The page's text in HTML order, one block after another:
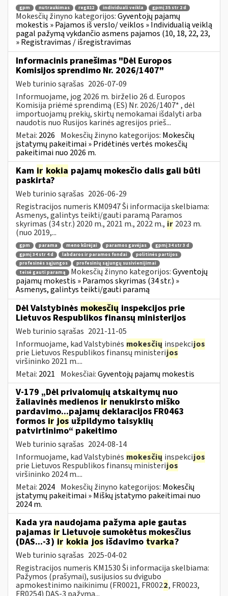
gpm nutraukimas reg812 individuali veikla gpmį 35 str 2 d
Mokesčių žinyno kategorijos:Gyventojų pajamų
mokestis » Pajamos iš verslo/ veiklos » Individualią veiklą
pagal pažymą vykdančio asmens pajamos (10, 18, 22, 23,
» Registravimas / išregistravimas
Informacinis pranešimas "Dėl Europos
Komisijos sprendimo Nr. 2026/1407"
Web turinio sąrašas 2026-07-09
Informuojame, jog 2026 m. birželio 26 d. Europos
Komisija priėmė sprendimą (ES) Nr. 2026/1407* , dėl
importuojamų prekių, skirtų nemokamai išdalyti arba
naudotis nuo Rusijos karinės agresijos prieš...
Metai: 2026 Mokesčių žinyno kategorijos: Mokesčių
įstatymų pakeitimai » Pridėtinės vertės mokesčių
pakeitimai nuo 2026 m.
Kam ir kokia pajamų mokesčio dalis gali būti
paskirta?
Web turinio sąrašas 2026-06-29
Registracijos numeris KM0947 Ši informacija skelbiama:
Asmenys, galintys teikti/gauti paramą Paramos
skyrimas (34 str.) 2020 m., 2021 m., 2022 m., ir 2023 m.
(nuo 2019,...
gpm parama meno kūrėjai paramos gavėjas
gpmį 34 str 3 d
gpmį 34 str 4 d
labdaros ir paramos fondai
politinės partijos
profesinės sąjungos
profesinių sąjungų susivienijimai
teisė gauti paramą
Mokesčių žinyno kategorijos:Gyventojų
pajamų mokestis » Paramos skyrimas (34 str.) »
Asmenys, galintys teikti/gauti paramą
Dėl Valstybinės mokesčių inspekcijos prie
Lietuvos Respublikos finansų ministerijos
Web turinio sąrašas 2021-11-05
Informuojame, kad Valstybinės mokesčių inspekcijos
prie Lietuvos Respublikos finansų ministerijos
viršininko 2021 m....
Metai: 2021 Mokesčiai:Gyventojų pajamų mokestis
V-179 „Dėl privalomųjų atskaitymų nuo
žaliavinės medienos ir nenukirsto miško
pardavimo...pajamų deklaracijos FR0463
formos ir jos užpildymo taisyklių
patvirtinimo“ pakeitimo
Web turinio sąrašas 2024-08-14
Informuojame, kad Valstybinės mokesčių inspekcijos
prie Lietuvos Respublikos finansų ministerijos
viršininko 2024 m....
Metai: 2024 Mokesčių žinyno kategorijos: Mokesčių
įstatymų pakeitimai » Miškų įstatymo pakeitimai nuo
2024 m.
Kada yra naudojama pažyma apie gautas
pajamas ir Lietuvoje sumokėtus mokesčius
(DAS...-3)ir kokia jos išdavimo tvarka?
Web turinio sąrašas 2025-04-02
Registracijos numeris KM1530 Ši informacija skelbiama:
Pažymos (prašymai), susijusios su dvigubo
apmokestinimo naikinimu (FR0021, FR0022, FR0023,
FR0254) DAS-3 pažyma...